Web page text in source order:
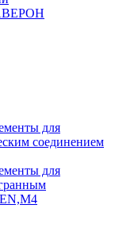
для
соединением
для